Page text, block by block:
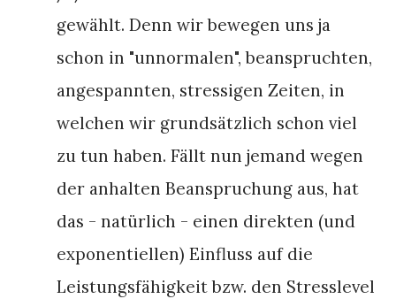
gewählt. Denn wir bewegen uns ja
schon in "unnormalen", beanspruchten,
angespannten, stressigen Zeiten, in
welchen wir grundsätzlich schon viel
zu tun haben. Fällt nun jemand wegen
der anhalten Beanspruchung aus, hat
das - natürlich - einen direkten (und
exponentiellen) Einfluss auf die
Leistungsfähigkeit bzw. den Stresslevel